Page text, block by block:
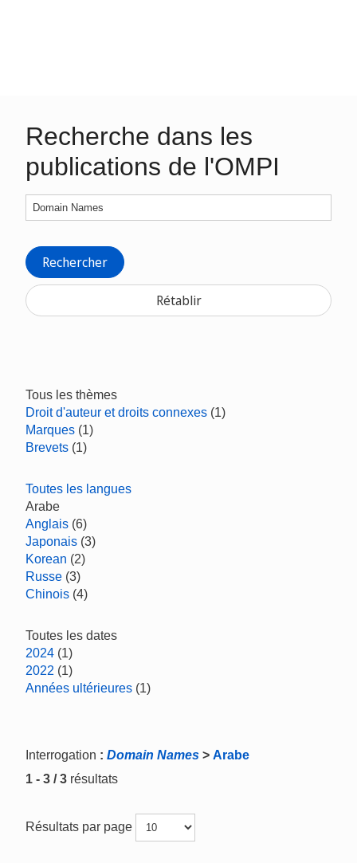
Recherche dans les
publications de l'OMPI
Rechercher
Rétablir
Tous les thèmes
Droit d'auteur et droits connexes (1)
Marques (1)
Brevets (1)
Toutes les langues
Arabe
Anglais (6)
Japonais (3)
Korean (2)
Russe (3)
Chinois (4)
Toutes les dates
2024 (1)
2022 (1)
Années ultérieures (1)
Interrogation : Domain Names > Arabe
1 - 3 / 3 résultats
Résultats par page